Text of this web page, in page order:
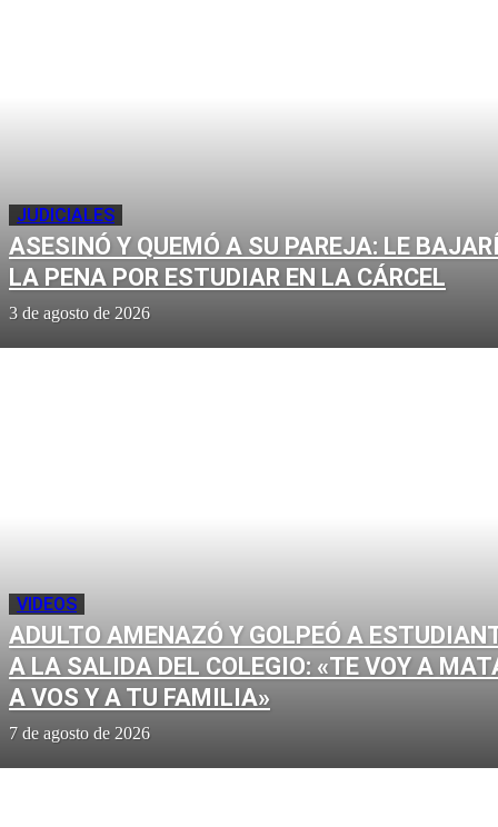
JUDICIALES
ASESINÓ Y QUEMÓ A SU PAREJA: LE
LA PENA POR ESTUDIAR EN LA CÁRCEL
3 de agosto de 2026
VIDEOS
ADULTO AMENAZÓ Y GOLPEÓ A
A LA SALIDA DEL COLEGIO: «TE VOY A
A VOS Y A TU FAMILIA»
7 de agosto de 2026